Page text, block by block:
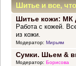
Шитье и все,
Шитье кожи: МК
Работа с кожей.
из кожи.
Модератор: Мирьям
Сумки. Шьем &
Модератор: Борисова